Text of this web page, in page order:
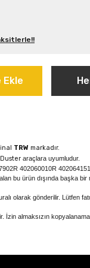
Ekle
TRW markadır.
araçlara uyumludur.
402060010R
bu ürün dışında başka
olarak gönderilir. Lütfen
İzin almaksızın